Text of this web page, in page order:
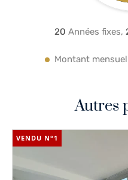
20 Années fixes,
Montant
Autres
VENDU N°1